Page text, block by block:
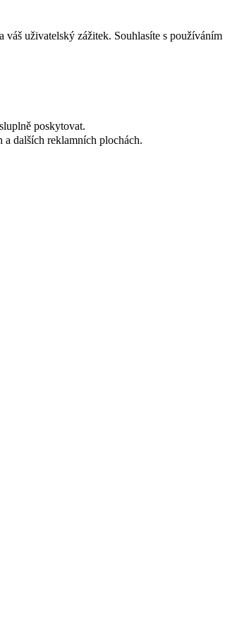
uživatelský zážitek. Souhlasíte s používáním
poskytovat.
dalších reklamních plochách.